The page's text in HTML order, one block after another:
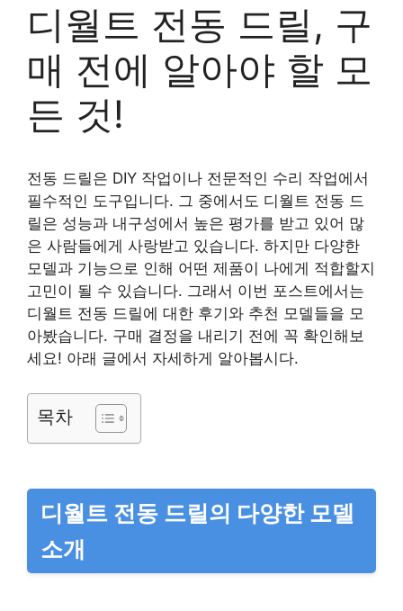
디월트 전동 드릴, 구
매 전에 알아야 할 모
든 것!
전동 드릴은 DIY 작업이나 전문적인 수리 작업에서
필수적인 도구입니다. 그 중에서도 디월트 전동 드
릴은 성능과 내구성에서 높은 평가를 받고 있어 많
은 사람들에게 사랑받고 있습니다. 하지만 다양한
모델과 기능으로 인해 어떤 제품이 나에게 적합할지
고민이 될 수 있습니다. 그래서 이번 포스트에서는
디월트 전동 드릴에 대한 후기와 추천 모델들을 모
아봤습니다. 구매 결정을 내리기 전에 꼭 확인해보
세요! 아래 글에서 자세하게 알아봅시다.
목차
디월트 전동 드릴의 다양한 모델
소개